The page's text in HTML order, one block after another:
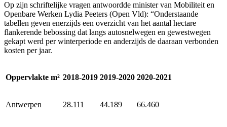
Op zijn schriftelijke vragen antwoordde minister van Mobiliteit en
Openbare Werken Lydia Peeters (Open Vld): “Onderstaande
tabellen geven enerzijds een overzicht van het aantal hectare
flankerende bebossing dat langs autosnelwegen en gewestwegen
gekapt werd per winterperiode en anderzijds de daaraan verbonden
kosten per jaar.
Oppervlakte m² 2018-2019 2019-2020 2020-2021
Antwerpen 28.111 44.189 66.460